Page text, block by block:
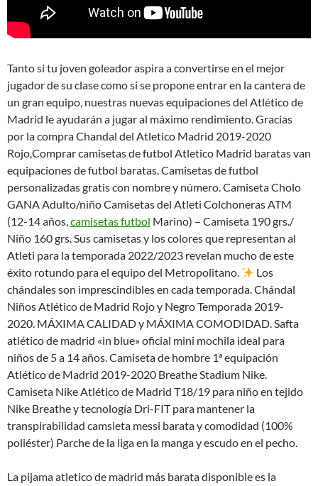
Tanto si tu joven goleador aspira a convertirse en el mejor
jugador de su clase como si se propone entrar en la cantera de
un gran equipo, nuestras nuevas equipaciones del Atlético de
Madrid le ayudarán a jugar al máximo rendimiento. Gracias
por la compra Chandal del Atletico Madrid 2019-2020
Rojo,Comprar camisetas de futbol Atletico Madrid baratas van
equipaciones de futbol baratas. Camisetas de futbol
personalizadas gratis con nombre y número. Camiseta Cholo
GANA Adulto/niño Camisetas del Atleti Colchoneras ATM
(12-14 años,camisetas futbol Marino) – Camiseta 190 grs./
Niño 160 grs. Sus camisetas y los colores que representan al
Atleti para la temporada 2022/2023 revelan mucho de este
éxito rotundo para el equipo del Metropolitano.
Los
chándales son imprescindibles en cada temporada. Chándal
Niños Atlético de Madrid Rojo y Negro Temporada 2019-
2020. MÁXIMA CALIDAD y MÁXIMA COMODIDAD. Safta
atlético de madrid «in blue» oficial mini mochila ideal para
niños de 5 a 14 años. Camiseta de hombre 1ª equipación
Atlético de Madrid 2019-2020 Breathe Stadium Nike.
Camiseta Nike Atlético de Madrid T18/19 para niño en tejido
Nike Breathe y tecnología Dri-FIT para mantener la
transpirabilidad camsieta messi barata y comodidad (100%
poliéster) Parche de la liga en la manga y escudo en el pecho.
La pijama atletico de madrid más barata disponible es la